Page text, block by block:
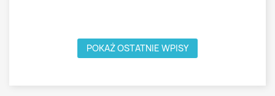
POKAŻ OSTATNIE WPISY